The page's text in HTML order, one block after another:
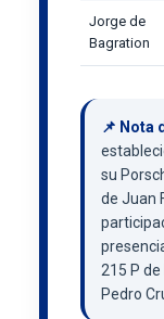
Jorge de
Bagration
📌 Nota
su
de Juan
215 P
Pedro